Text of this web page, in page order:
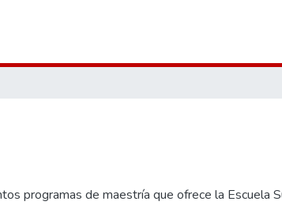
programas de maestría que ofrece la Escuela